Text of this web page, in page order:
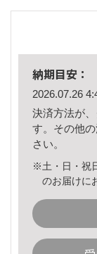
納期目安：
2026.07.26
決済方法が
す。その他
さい。
※土・日・祝
のお届けに